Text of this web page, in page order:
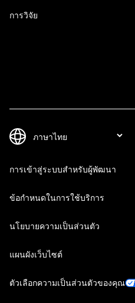
การวิจัย
การเข้าสู่ระบบสำหรับผู้พัฒนา
ข้อกำหนดในการใช้บริการ
นโยบายความเป็นส่วนตัว
แผนผังเว็บไซต์
ตัวเลือกความเป็นส่วนตัวของคุณ